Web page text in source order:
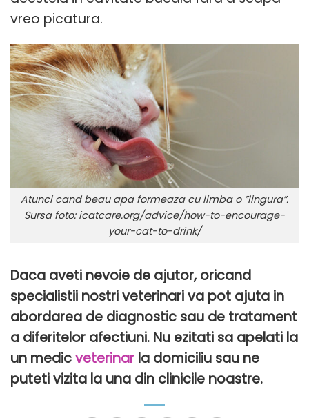
vreo picatura.
Atunci cand beau apa formeaza cu limba o ”lingura”.
Sursa foto: icatcare.org/advice/how-to-encourage-
your-cat-to-drink/
Daca aveti nevoie de ajutor, oricand
specialistii nostri veterinari va pot ajuta in
abordarea de diagnostic sau de tratament
a diferitelor afectiuni. Nu ezitati sa apelati la
un medicveterinar la domiciliu sau ne
puteti vizita la una din clinicile noastre.